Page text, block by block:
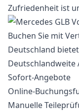
Zufriedenheit ist
Buchen Sie mit
Deutschland
Deutschlandweite
Sofort-Angebote
Online-
Manuelle